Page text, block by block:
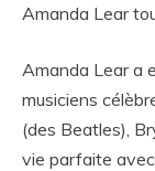
Amanda Lear
Amanda Lear a
musiciens
(des Beatles),
vie parfaite